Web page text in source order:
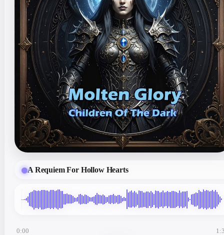
A Requiem For Hollow Hearts
0:00